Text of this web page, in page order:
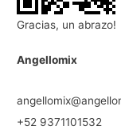
Gracias, un abrazo!
Angellomix
+52 9371101532